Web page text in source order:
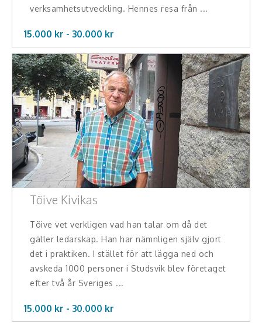
verksamhetsutveckling. Hennes resa från ...
15.000 kr - 30.000 kr
Tõive Kivikas
Tõive vet verkligen vad han talar om då det
gäller ledarskap. Han har nämnligen själv gjort
det i praktiken. I stället för att lägga ned och
avskeda 1000 personer i Studsvik blev företaget
efter två år Sveriges ...
15.000 kr - 30.000 kr